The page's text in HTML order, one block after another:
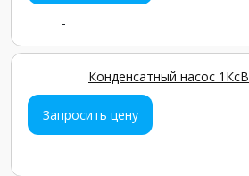
-
Конденсатный насос
Запросить цену
-